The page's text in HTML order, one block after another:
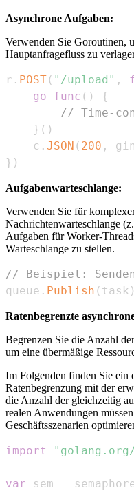
Asynchrone Aufgaben:
Verwenden Sie Goroutinen,
Hauptanfragefluss zu
r . POST( "/upload" ,
go
func ( )
{
// Time-
} ( )
    c
. JSON ( 200 , gin
} )
Aufgabenwarteschlange:
Verwenden Sie für
Nachrichtenwarteschlange
Aufgaben für Worker-
Warteschlange zu stellen.
// Beispiel:
queue . Publish ( task )
Ratenbegrenzte
Begrenzen Sie die Anzahl
um eine übermäßige
Im Folgenden finden Sie ein
Ratenbegrenzung mit der
die Anzahl der gleichzeitig
realen Anwendungen
Geschäftsszenarien
import
var sem =